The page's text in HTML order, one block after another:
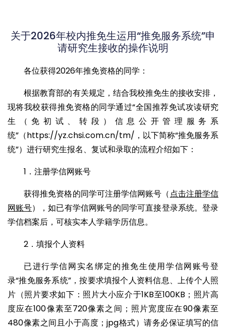
关于2026年校内推免生运用“推免服务系统”申
请研究生接收的操作说明
各位获得2026年推免资格的同学：
根据教育部的有关规定，结合我校推免生的接收安排，
现将我校获得推免资格的同学通过“全国推荐免试攻读研究
生（免初试、转段）信息公开管理服务系
统”（https://yz.chsi.com.cn/tm/，以下简称“推免服务系
统”）进行研究生报名、复试和录取的流程介绍如下：
1．注册学信网账号
获得推免资格的同学可注册学信网账号（点击注册学信
网账号），如已有学信网账号的同学可直接登录系统。登录
学信档案后，可核实本人学籍学历信息。
2．填报个人资料
已进行学信网实名绑定的推免生使用学信网账号登
录“推免服务系统”，按要求填报个人资料信息、上传个人照
片（照片要求如下：照片大小应介于1KB至100KB；照片高
度应在100像素至720像素之间；照片宽度应在90像素至
480像素之间且小于高度；jpg格式）请务必保证填写的信